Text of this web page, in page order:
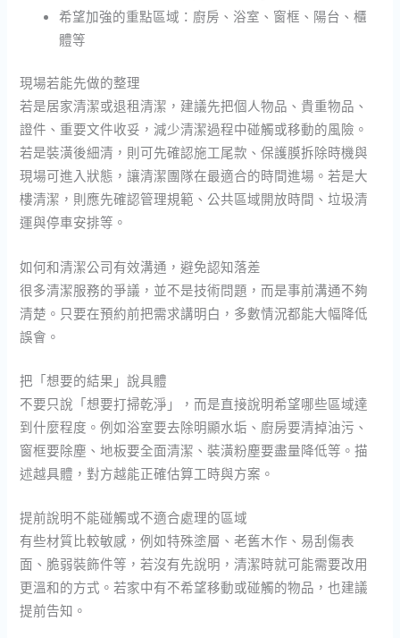
希望加強的重點區域：廚房、浴室、窗框、陽台、櫃
體等
現場若能先做的整理
若是居家清潔或退租清潔，建議先把個人物品、貴重物品、
證件、重要文件收妥，減少清潔過程中碰觸或移動的風險。
若是裝潢後細清，則可先確認施工尾款、保護膜拆除時機與
現場可進入狀態，讓清潔團隊在最適合的時間進場。若是大
樓清潔，則應先確認管理規範、公共區域開放時間、垃圾清
運與停車安排等。
如何和清潔公司有效溝通，避免認知落差
很多清潔服務的爭議，並不是技術問題，而是事前溝通不夠
清楚。只要在預約前把需求講明白，多數情況都能大幅降低
誤會。
把「想要的結果」說具體
不要只說「想要打掃乾淨」，而是直接說明希望哪些區域達
到什麼程度。例如浴室要去除明顯水垢、廚房要清掉油污、
窗框要除塵、地板要全面清潔、裝潢粉塵要盡量降低等。描
述越具體，對方越能正確估算工時與方案。
提前說明不能碰觸或不適合處理的區域
有些材質比較敏感，例如特殊塗層、老舊木作、易刮傷表
面、脆弱裝飾件等，若沒有先說明，清潔時就可能需要改用
更溫和的方式。若家中有不希望移動或碰觸的物品，也建議
提前告知。